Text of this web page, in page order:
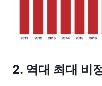
2. 역대 최대 비